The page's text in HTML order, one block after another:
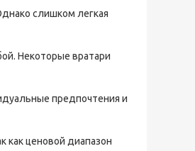
слишком легкая
Некоторые вратари
предпочтения и
как ценовой диапазон